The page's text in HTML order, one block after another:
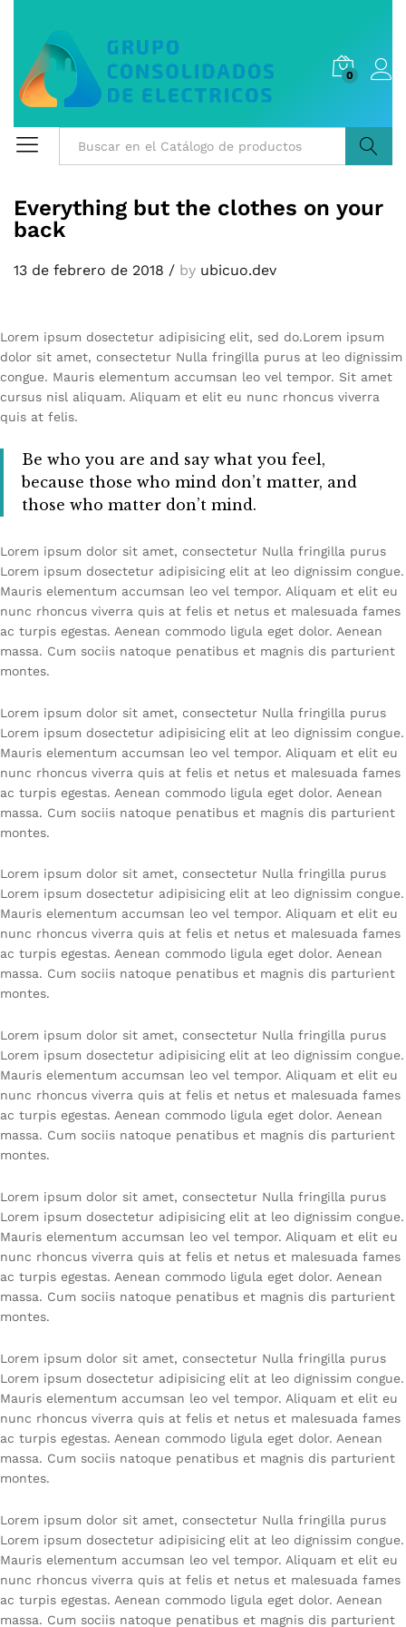
0
Everything but the clothes on your
back
13 de febrero de 2018 / by ubicuo.dev
Lorem ipsum dosectetur adipisicing elit, sed do.Lorem ipsum
dolor sit amet, consectetur Nulla fringilla purus at leo dignissim
congue. Mauris elementum accumsan leo vel tempor. Sit amet
cursus nisl aliquam. Aliquam et elit eu nunc rhoncus viverra
quis at felis.
Be who you are and say what you feel,
because those who mind don’t matter, and
those who matter don’t mind.
Lorem ipsum dolor sit amet, consectetur Nulla fringilla purus
Lorem ipsum dosectetur adipisicing elit at leo dignissim congue.
Mauris elementum accumsan leo vel tempor. Aliquam et elit eu
nunc rhoncus viverra quis at felis et netus et malesuada fames
ac turpis egestas. Aenean commodo ligula eget dolor. Aenean
massa. Cum sociis natoque penatibus et magnis dis parturient
montes.
Lorem ipsum dolor sit amet, consectetur Nulla fringilla purus
Lorem ipsum dosectetur adipisicing elit at leo dignissim congue.
Mauris elementum accumsan leo vel tempor. Aliquam et elit eu
nunc rhoncus viverra quis at felis et netus et malesuada fames
ac turpis egestas. Aenean commodo ligula eget dolor. Aenean
massa. Cum sociis natoque penatibus et magnis dis parturient
montes.
Lorem ipsum dolor sit amet, consectetur Nulla fringilla purus
Lorem ipsum dosectetur adipisicing elit at leo dignissim congue.
Mauris elementum accumsan leo vel tempor. Aliquam et elit eu
nunc rhoncus viverra quis at felis et netus et malesuada fames
ac turpis egestas. Aenean commodo ligula eget dolor. Aenean
massa. Cum sociis natoque penatibus et magnis dis parturient
montes.
Lorem ipsum dolor sit amet, consectetur Nulla fringilla purus
Lorem ipsum dosectetur adipisicing elit at leo dignissim congue.
Mauris elementum accumsan leo vel tempor. Aliquam et elit eu
nunc rhoncus viverra quis at felis et netus et malesuada fames
ac turpis egestas. Aenean commodo ligula eget dolor. Aenean
massa. Cum sociis natoque penatibus et magnis dis parturient
montes.
Lorem ipsum dolor sit amet, consectetur Nulla fringilla purus
Lorem ipsum dosectetur adipisicing elit at leo dignissim congue.
Mauris elementum accumsan leo vel tempor. Aliquam et elit eu
nunc rhoncus viverra quis at felis et netus et malesuada fames
ac turpis egestas. Aenean commodo ligula eget dolor. Aenean
massa. Cum sociis natoque penatibus et magnis dis parturient
montes.
Lorem ipsum dolor sit amet, consectetur Nulla fringilla purus
Lorem ipsum dosectetur adipisicing elit at leo dignissim congue.
Mauris elementum accumsan leo vel tempor. Aliquam et elit eu
nunc rhoncus viverra quis at felis et netus et malesuada fames
ac turpis egestas. Aenean commodo ligula eget dolor. Aenean
massa. Cum sociis natoque penatibus et magnis dis parturient
montes.
Lorem ipsum dolor sit amet, consectetur Nulla fringilla purus
Lorem ipsum dosectetur adipisicing elit at leo dignissim congue.
Mauris elementum accumsan leo vel tempor. Aliquam et elit eu
nunc rhoncus viverra quis at felis et netus et malesuada fames
ac turpis egestas. Aenean commodo ligula eget dolor. Aenean
massa. Cum sociis natoque penatibus et magnis dis parturient